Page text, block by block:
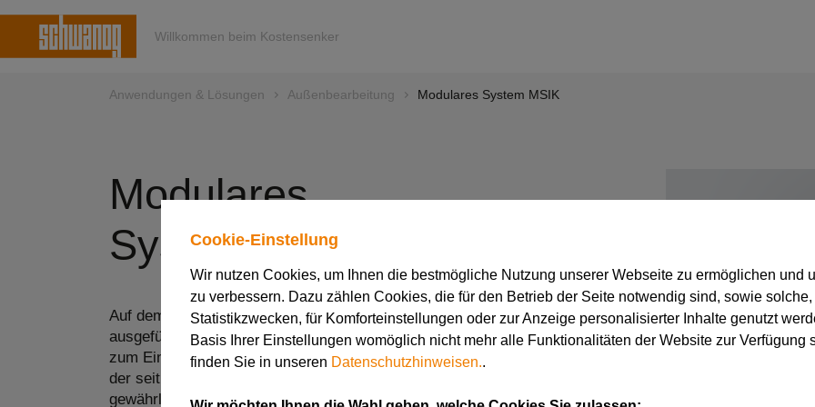
Cookie-Einstellung
Wir nutzen Cookies, um Ihnen die bestmögliche Nutzung unserer Webseite zu ermöglichen und
zu verbessern. Dazu zählen Cookies, die für den Betrieb der Seite notwendig sind, sowie
Statistikzwecken, für Komforteinstellungen oder zur Anzeige personalisierter Inhalte genutzt
Basis Ihrer Einstellungen womöglich nicht mehr alle Funktionalitäten der Website zur Verfügung
finden Sie in unseren Datenschutzhinweisen..
Willkommen beim Kostensenker
Anwendungen & Lösungen Außenbearbeitung Modulares System MSIK
Modulares
System MSIK
Auf dem Grundkörper, der mit der maschinenseitigen Schnittstelle
ausgeführt ist, sind unterschiedliche standardisierte Kassetten
zum Einstechen und Formstechen verwendbar. Die Schnittstelle
der seitlich an den Grundkörper angeschraubten Kassetten
gewährleistet eine stabile und sichere Verbindung. Die Kassetten